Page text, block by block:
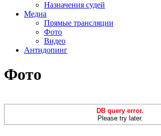
Назначения судей
Медиа
Прямые трансляции
Фото
Видео
Антидопинг
Фото
DB query error.
Please try later.